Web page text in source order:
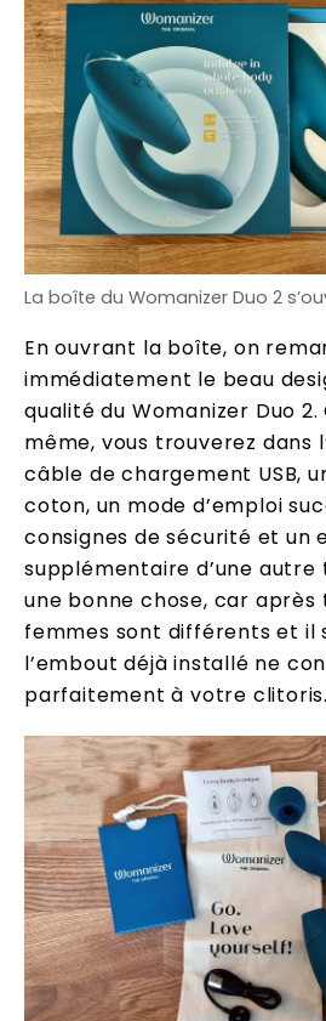
La boîte du Womanizer Duo 2
En ouvrant la boîte, on
immédiatement le beau
qualité du Womanizer Duo
même, vous trouverez dans
câble de chargement USB,
coton, un mode d’emploi
consignes de sécurité et un
supplémentaire d’une autre
une bonne chose, car après
femmes sont différents et il
l’embout déjà installé ne
parfaitement à votre clitoris.